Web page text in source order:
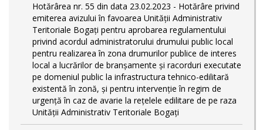
Hotărârea nr. 55 din data 23.02.2023 - Hotărâre privind
emiterea avizului în favoarea Unității Administrativ
Teritoriale Bogați pentru aprobarea regulamentului
privind acordul administratorului drumului public local
pentru realizarea în zona drumurilor publice de interes
local a lucrărilor de branșamente și racorduri executate
pe domeniul public la infrastructura tehnico-edilitară
existentă în zonă, și pentru intervenție în regim de
urgență în caz de avarie la rețelele edilitare de pe raza
Unității Administrativ Teritoriale Bogați